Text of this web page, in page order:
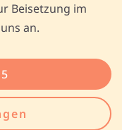
Beisetzung im
an.